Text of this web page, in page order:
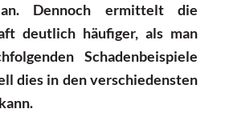
Dennoch ermittelt die
deutlich häufiger, als man
Schadenbeispiele
dies in den verschiedensten